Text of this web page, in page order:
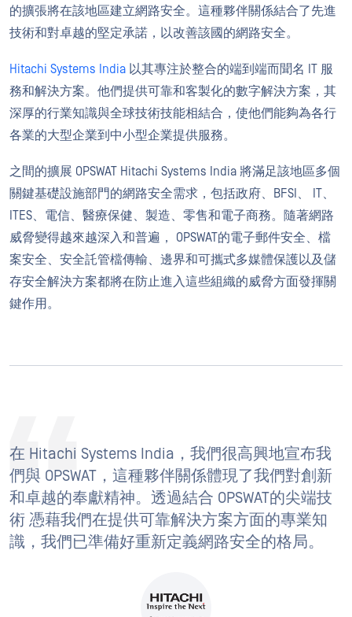
的擴張將在該地區建立網路安全。這種夥伴關係結合了先進
技術和對卓越的堅定承諾，以改善該國的網路安全。
Hitachi Systems India 以其專注於整合的端到端而聞名 IT 服
務和解決方案。他們提供可靠和客製化的數字解決方案，其
深厚的行業知識與全球技術技能相結合，使他們能夠為各行
各業的大型企業到中小型企業提供服務。
之間的擴展 OPSWAT Hitachi Systems India 將滿足該地區多個
關鍵基礎設施部門的網路安全需求，包括政府、BFSI、 IT、
ITES、電信、醫療保健、製造、零售和電子商務。隨著網路
威脅變得越來越深入和普遍， OPSWAT的電子郵件安全、檔
案安全、安全託管檔傳輸、邊界和可攜式多媒體保護以及儲
存安全解決方案都將在防止進入這些組織的威脅方面發揮關
鍵作用。
在 Hitachi Systems India，我們很高興地宣布我
們與 OPSWAT，這種夥伴關係體現了我們對創新
和卓越的奉獻精神。透過結合 OPSWAT的尖端技
術 憑藉我們在提供可靠解決方案方面的專業知
識，我們已準備好重新定義網路安全的格局。